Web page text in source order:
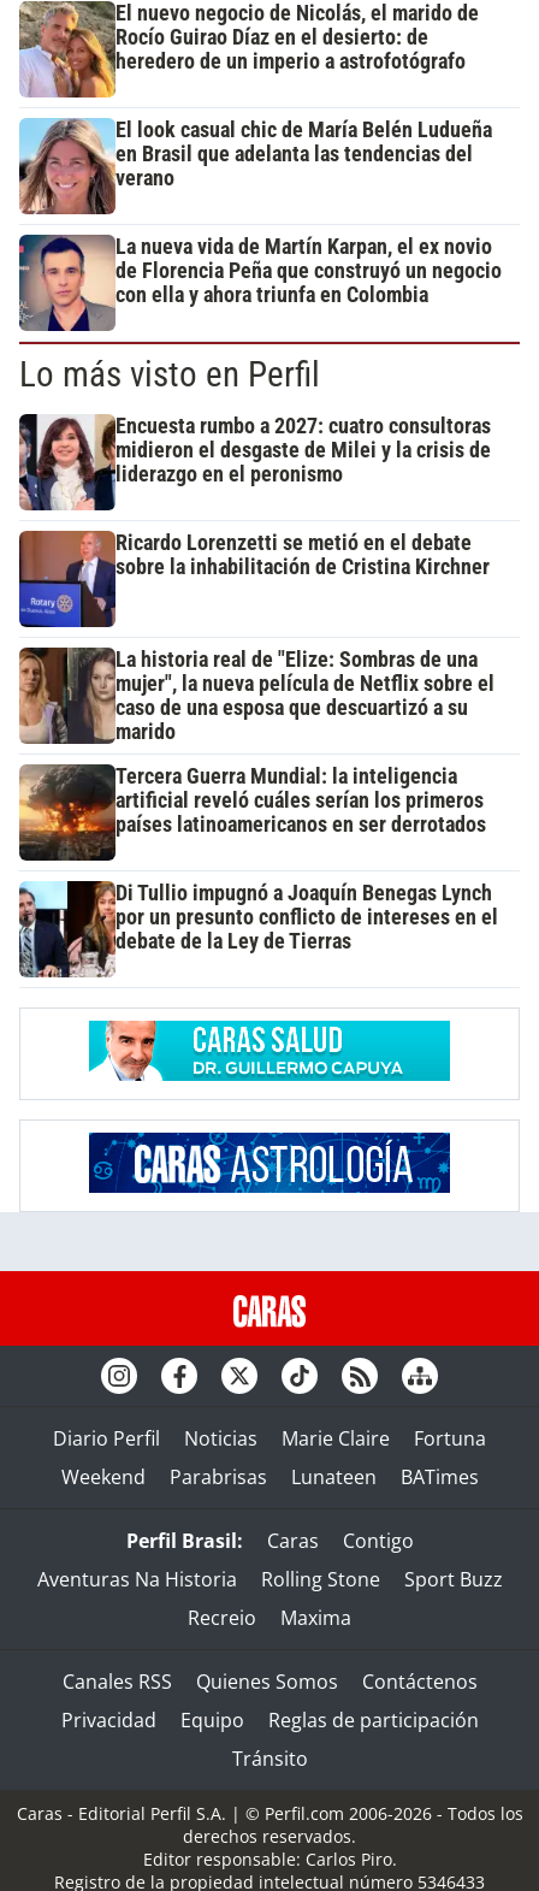
El nuevo negocio de Nicolás, el marido de
Rocío Guirao Díaz en el desierto: de
heredero de un imperio a astrofotógrafo
El look casual chic de María Belén Ludueña
en Brasil que adelanta las tendencias del
verano
La nueva vida de Martín Karpan, el ex novio
de Florencia Peña que construyó un negocio
con ella y ahora triunfa en Colombia
Lo más visto en Perfil
Encuesta rumbo a 2027: cuatro consultoras
midieron el desgaste de Milei y la crisis de
liderazgo en el peronismo
Ricardo Lorenzetti se metió en el debate
sobre la inhabilitación de Cristina Kirchner
La historia real de "Elize: Sombras de una
mujer", la nueva película de Netflix sobre el
caso de una esposa que descuartizó a su
marido
Tercera Guerra Mundial: la inteligencia
artificial reveló cuáles serían los primeros
países latinoamericanos en ser derrotados
Di Tullio impugnó a Joaquín Benegas Lynch
por un presunto conflicto de intereses en el
debate de la Ley de Tierras
Diario Perfil Noticias Marie Claire
Fortuna
Weekend
Parabrisas Lunateen BATimes
Perfil Brasil: Caras
Contigo
Aventuras Na Historia
Rolling Stone
Sport Buzz
Recreio
Maxima
Canales RSS Quienes Somos
Contáctenos
Privacidad
Equipo
Reglas de participación
Tránsito
Caras - Editorial Perfil S.A. | © Perfil.com 2006-2026 - Todos los
derechos reservados.
Editor responsable: Carlos Piro.
Registro de la propiedad intelectual número 5346433